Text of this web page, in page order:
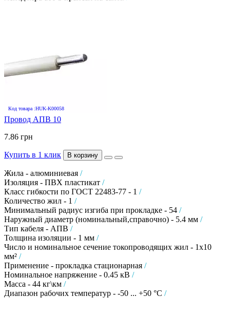
Код товара :HUK-K00058
Провод АПВ 10
7.86 грн
Купить в 1 клик В корзину
Жила - алюминиевая /
Изоляция - ПВХ пластикат /
Класс гибкости по ГОСТ 22483-77 - 1 /
Количество жил - 1 /
Минимальный радиус изгиба при прокладке - 54 /
Наружный диаметр (номинальный,справочно) - 5.4 мм /
Тип кабеля - АПВ /
Толщина изоляции - 1 мм /
Число и номинальное сечение токопроводящих жил - 1х10
мм² /
Применение - прокладка стационарная /
Номинальное напряжение - 0.45 кВ /
Масса - 44 кг\км /
Диапазон рабочих температур - -50 ... +50 °C /